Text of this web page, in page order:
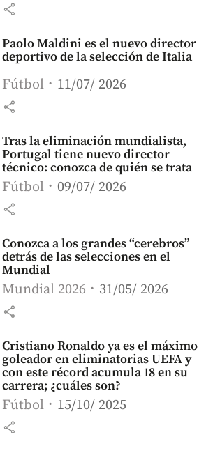
share
Paolo Maldini es el nuevo director
deportivo de la selección de Italia
Fútbol 11/07/ 2026
share
Tras la eliminación mundialista,
Portugal tiene nuevo director
técnico: conozca de quién se trata
Fútbol 09/07/ 2026
share
Conozca a los grandes “cerebros”
detrás de las selecciones en el
Mundial
Mundial 2026 31/05/ 2026
share
Cristiano Ronaldo ya es el máximo
goleador en eliminatorias UEFA y
con este récord acumula 18 en su
carrera; ¿cuáles son?
Fútbol 15/10/ 2025
share